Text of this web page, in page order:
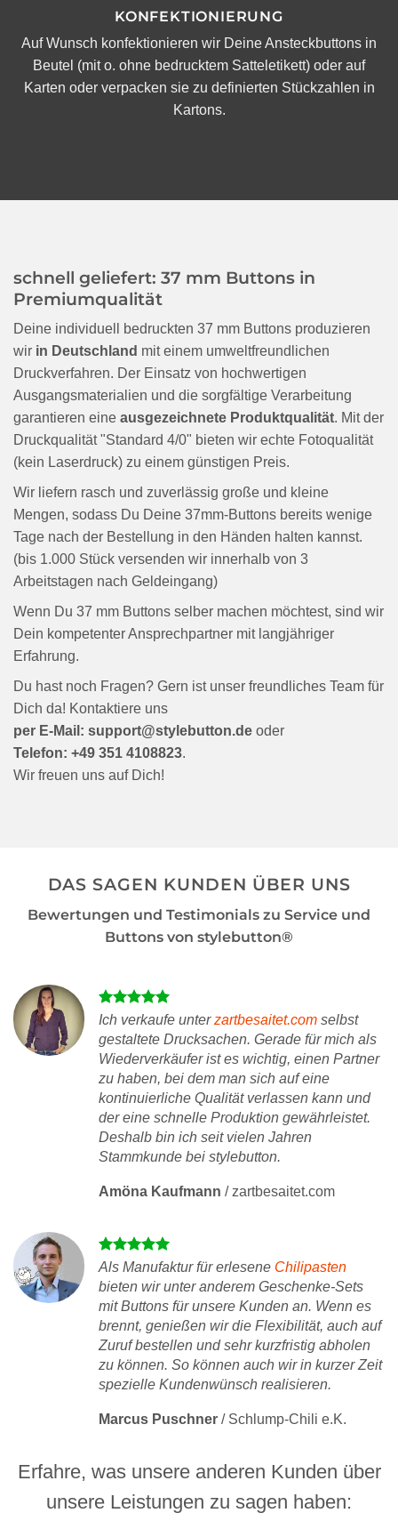
KONFEKTIONIERUNG
Auf Wunsch konfektionieren wir Deine Ansteckbuttons in
Beutel (mit o. ohne bedrucktem Satteletikett) oder auf
Karten oder verpacken sie zu definierten Stückzahlen in
Kartons.
schnell geliefert: 37 mm Buttons in
Premiumqualität
Deine individuell bedruckten 37 mm Buttons produzieren
wir in Deutschland mit einem umweltfreundlichen
Druckverfahren. Der Einsatz von hochwertigen
Ausgangsmaterialien und die sorgfältige Verarbeitung
garantieren eine ausgezeichnete Produktqualität. Mit der
Druckqualität "Standard 4/0" bieten wir echte Fotoqualität
(kein Laserdruck) zu einem günstigen Preis.
Wir liefern rasch und zuverlässig große und kleine
Mengen, sodass Du Deine 37mm-Buttons bereits wenige
Tage nach der Bestellung in den Händen halten kannst.
(bis 1.000 Stück versenden wir innerhalb von 3
Arbeitstagen nach Geldeingang)
Wenn Du 37 mm Buttons selber machen möchtest, sind wir
Dein kompetenter Ansprechpartner mit langjähriger
Erfahrung.
Du hast noch Fragen? Gern ist unser freundliches Team für
Dich da! Kontaktiere uns
per E-Mail: support@stylebutton.de oder
Telefon: +49 351 4108823.
Wir freuen uns auf Dich!
DAS SAGEN KUNDEN ÜBER UNS
Bewertungen und Testimonials zu Service und
Buttons von stylebutton®
Ich verkaufe unterzartbesaitet.com selbst
gestaltete Drucksachen. Gerade für mich als
Wiederverkäufer ist es wichtig, einen Partner
zu haben, bei dem man sich auf eine
kontinuierliche Qualität verlassen kann und
der eine schnelle Produktion gewährleistet.
Deshalb bin ich seit vielen Jahren
Stammkunde bei stylebutton.
Amöna Kaufmann / zartbesaitet.com
Als Manufaktur für erlesene Chilipasten
bieten wir unter anderem Geschenke-Sets
mit Buttons für unsere Kunden an. Wenn es
brennt, genießen wir die Flexibilität, auch auf
Zuruf bestellen und sehr kurzfristig abholen
zu können. So können auch wir in kurzer Zeit
spezielle Kundenwünsch realisieren.
Marcus Puschner / Schlump-Chili e.K.
Erfahre, was unsere anderen Kunden über
unsere Leistungen zu sagen haben: